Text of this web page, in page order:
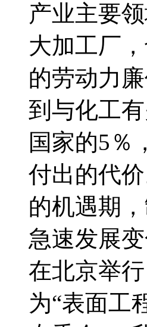
产业主要
大加工厂
的劳动力
到与化工
国家的5％
付出的代
的机遇期
急速发展
在北京举
为“表面工